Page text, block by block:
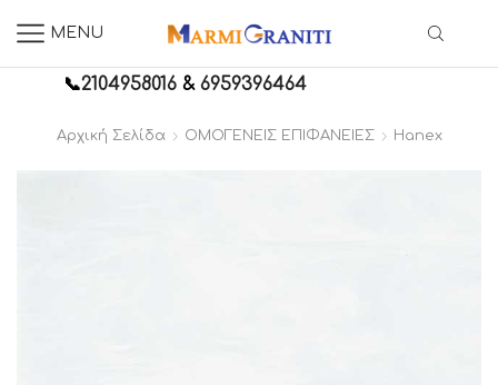
MENU
📞2104958016 &6959396464
Αρχική Σελίδα ΟΜΟΓΕΝΕΙΣ ΕΠΙΦΑΝΕΙΕΣ Hanex